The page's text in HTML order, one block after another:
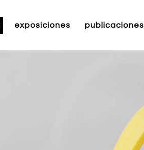
exposiciones publicaciones